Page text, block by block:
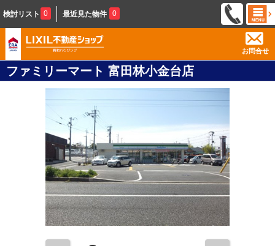
検討リスト 0 最近見た物件 0
お問合せ
ファミリーマート 富田林小金台店